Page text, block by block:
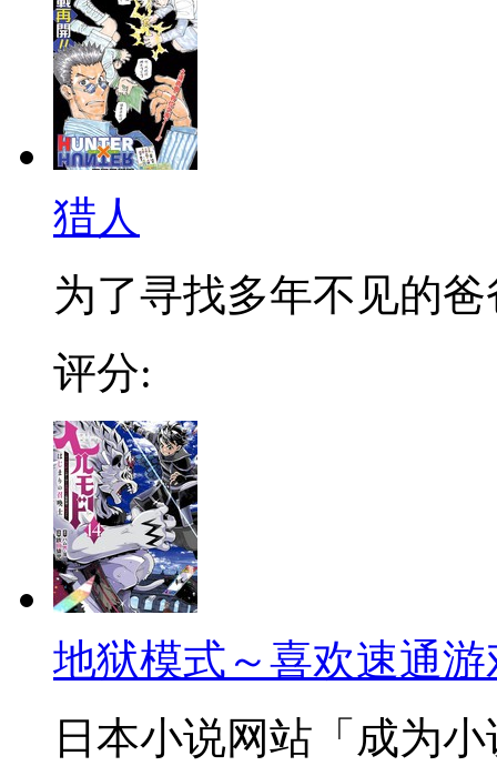
猎人
为了寻找多年不见的爸
评分:
地狱模式～喜欢速通
日本小说网站「成为